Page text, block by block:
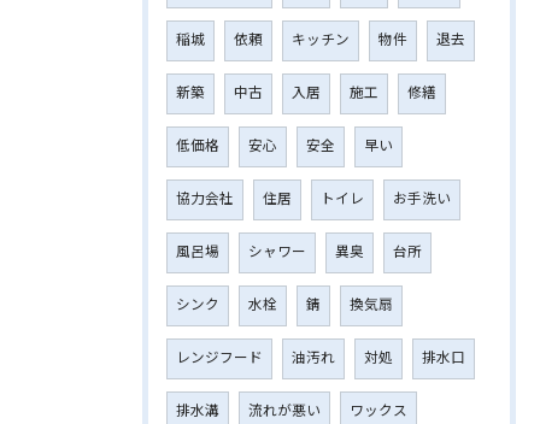
稲城 依頼 キッチン 物件 退去
新築 中古 入居 施工 修繕
低価格 安心 安全 早い
協力会社 住居 トイレ お手洗い
風呂場 シャワー 異臭 台所
シンク 水栓 錆 換気扇
レンジフード 油汚れ 対処 排水口
排水溝 流れが悪い ワックス